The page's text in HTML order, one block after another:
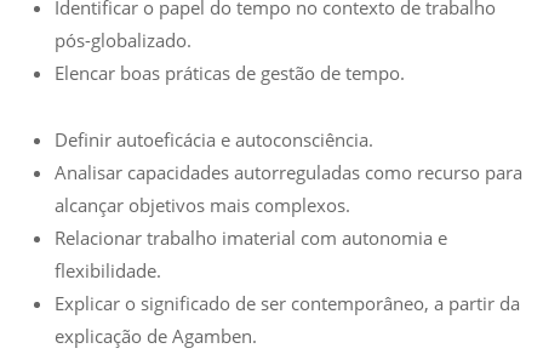
Identificar o papel do tempo no contexto de trabalho
pós-globalizado.
Elencar boas práticas de gestão de tempo.
Definir autoeficácia e autoconsciência.
Analisar capacidades autorreguladas como recurso para
alcançar objetivos mais complexos.
Relacionar trabalho imaterial com autonomia e
flexibilidade.
Explicar o significado de ser contemporâneo, a partir da
explicação de Agamben.